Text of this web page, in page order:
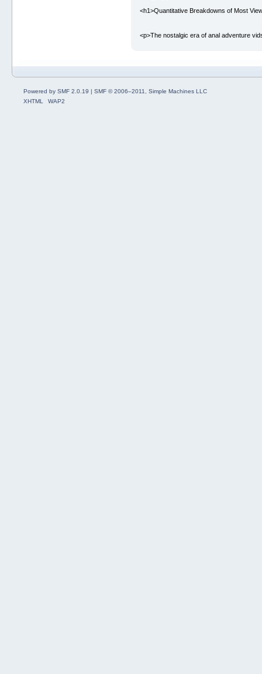
<h1>Quantitative Breakdowns of Most
<p>The nostalgic era of anal adventure
Powered by SMF 2.0.19 | SMF © 2006–2011, Simple Machines LLC
XHTML
WAP2